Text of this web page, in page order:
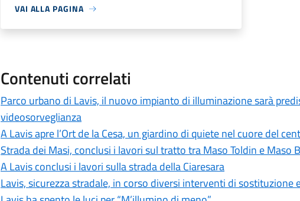
VAI ALLA PAGINA
Contenuti correlati
Parco urbano di Lavis, il nuovo impianto di illuminazione sarà
videosorveglianza
A Lavis apre l’Ort de la Cesa, un giardino di quiete nel cuore del
Strada dei Masi, conclusi i lavori sul tratto tra Maso Toldin e Maso
A Lavis conclusi i lavori sulla strada della Ciaresara
Lavis, sicurezza stradale, in corso diversi interventi di sostituzione